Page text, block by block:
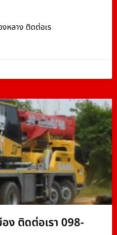
หลาง ติดต่อเร
ง ติดต่อเรา 098-